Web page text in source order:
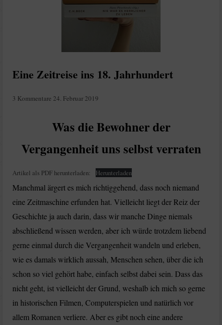
Eine Zeitreise ins 18. Jahrhundert
3 Kommentare 24. Februar 2019
Was die Bewohner der
Vergangenheit uns selbst verraten
Artikel als PDF herunterladen: Herunterladen
Manchmal ärgert es mich richtiggehend, dass noch niemand
eine Zeitmaschine erfunden hat. Vielleicht liegt der Reiz der
Geschichte ja auch darin, dass wir manche Dinge niemals
abschließend wissen werden, aber ich würde trotzdem liebend
gerne einmal durch die Vergangenheit wandeln und erleben,
wie es damals wirklich aussah, Menschen sehen, über die ich
schon so viel gehört habe, einfach selbst dabei sein. Dass das
nicht geht, ist vielleicht der Grund, weshalb ich mich so gerne
in historischen Filmen, Computerspielen und natürlich vor
allem Romanen verliere. Aber es gibt noch eine andere